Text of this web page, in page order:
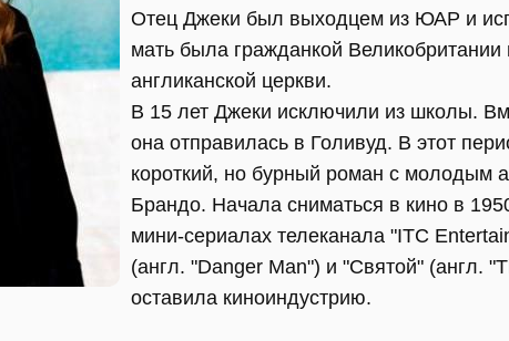
Отец Джеки был выходцем из ЮАР и
мать была гражданкой
англиканской церкви.
В 15 лет Джеки исключили из школы.
она отправилась в Голивуд. В этот
короткий, но бурный роман с молодым
Брандо. Начала сниматься в кино в
мини-сериалах телеканала "ITC
(англ. "Danger Man") и "Святой" (англ.
оставила киноиндустрию.